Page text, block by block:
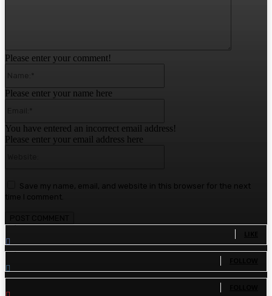
Please enter your comment!
Please enter your name here
You have entered an incorrect email address!
Please enter your email address here
Save my name, email, and website in this browser for the next
time I comment.